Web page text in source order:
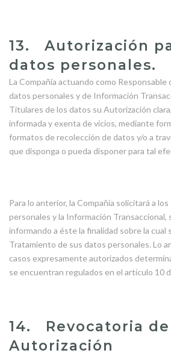
13. Autorización
datos personales.
La Compañía actuando como
datos personales y de Información
Titulares de los datos su Autorización
informada y exenta de vicios, mediante
formatos de recolección de datos y/o a
que disponga o pueda disponer para tal
Para lo anterior, la Compañía solicitará a
personales y la Información Transaccional,
informando a éste la finalidad sobre la cual
Tratamiento de sus datos personales. Lo
casos expresamente autorizados
se encuentran regulados en el artículo 10
14. Revocatoria de
Autorización